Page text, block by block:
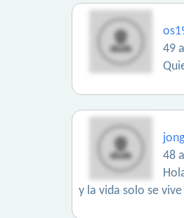
49
48
y la vida solo se